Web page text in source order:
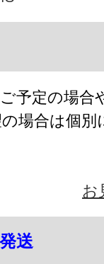
予定の場合
場合は個別
お
送